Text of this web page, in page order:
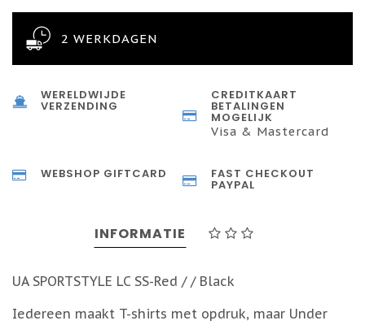
2 WERKDAGEN
WERELDWIJDE
VERZENDING
CREDITKAART
BETALINGEN
MOGELIJK
Visa & Mastercard
WEBSHOP GIFTCARD FAST CHECKOUT
PAYPAL
INFORMATIE
UA SPORTSTYLE LC SS-Red / / Black
Iedereen maakt T-shirts met opdruk, maar Under